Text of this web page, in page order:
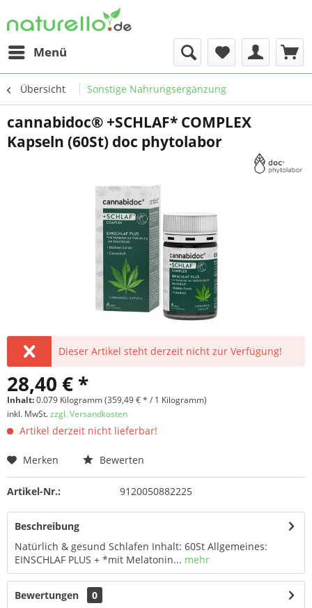
Menü
Übersicht Sonstige Nahrungsergänzung
cannabidoc® +SCHLAF* COMPLEX
Kapseln (60St) doc phytolabor
Dieser Artikel steht derzeit nicht zur Verfügung!
28,40 € *
Inhalt:0.079 Kilogramm (359,49 € * / 1 Kilogramm)
inkl. MwSt.zzgl. Versandkosten
Artikel derzeit nicht lieferbar!
Merken Bewerten
Artikel-Nr.: 9120050882225
Beschreibung
Natürlich & gesund Schlafen Inhalt: 60St Allgemeines:
EINSCHLAF PLUS + *mit Melatonin... mehr
Bewertungen
0